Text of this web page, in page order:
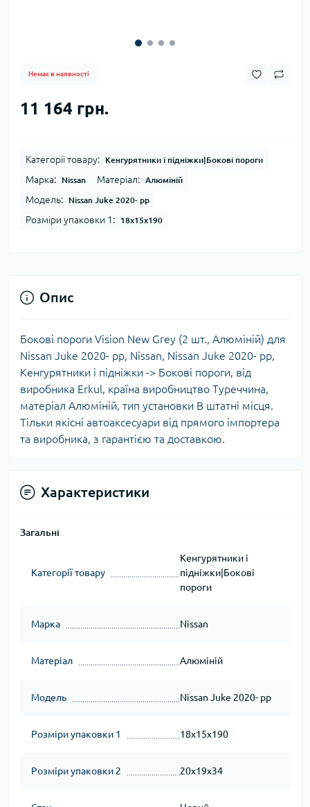
Немає в наявності
11 164 грн.
Категорії товару: Кенгурятники і підніжки|Бокові пороги
Марка: Nissan Матеріал: Алюміній
Модель: Nissan Juke 2020- рр
Розміри упаковки 1: 18x15x190
Опис
Бокові пороги Vision New Grey (2 шт., Алюміній) для
Nissan Juke 2020- рр, Nissan, Nissan Juke 2020- рр,
Кенгурятники і підніжки -> Бокові пороги, від
виробника Erkul, країна виробництво Туреччина,
матеріал Алюміній, тип установки В штатні місця.
Тільки якісні автоаксесуари від прямого імпортера
та виробника, з гарантією та доставкою.
Характеристики
Загальні
Категорії товару
Кенгурятники і
підніжки|Бокові
пороги
Марка Nissan
Матеріал Алюміній
Модель Nissan Juke 2020- рр
Розміри упаковки 1 18x15x190
Розміри упаковки 2 20x19x34